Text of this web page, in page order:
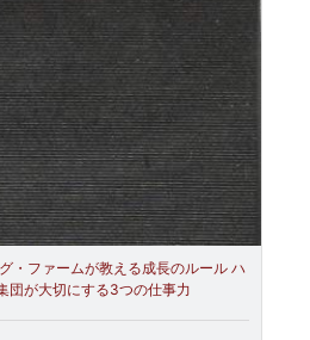
・ファームが教える成長のルール ハ
団が大切にする3つの仕事力